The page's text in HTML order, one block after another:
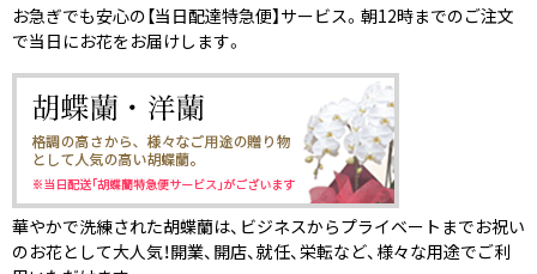
お急ぎでも安心の【当日配達特急便】サービス。朝12時までのご注文
で当日にお花をお届けします。
華やかで洗練された胡蝶蘭は、ビジネスからプライベートまでお祝い
のお花として大人気！開業、開店、就任、栄転など、様々な用途でご利